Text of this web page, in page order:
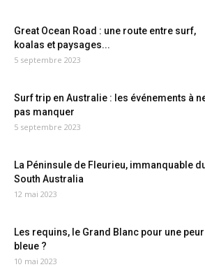
Great Ocean Road : une route entre surf,
koalas et paysages...
5 septembre 2023
Surf trip en Australie : les événements à
pas manquer
5 septembre 2023
La Péninsule de Fleurieu, immanquable
South Australia
12 mai 2023
Les requins, le Grand Blanc pour une peur
bleue ?
10 mai 2023